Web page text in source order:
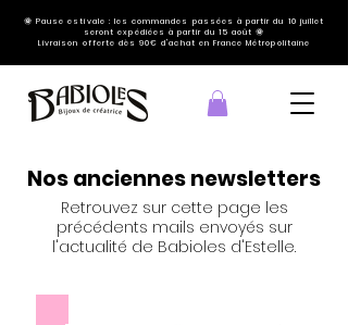
🌞 Pause estivale : les commandes passées à partir du 10 juillet
seront expédiées à partir du 15 août 🌞
Livraison offerte dès 90€ d'achat en France Métropolitaine
Nos anciennes newsletters
Retrouvez sur cette page les
précédents mails envoyés sur
l'actualité de Babioles d'Estelle.